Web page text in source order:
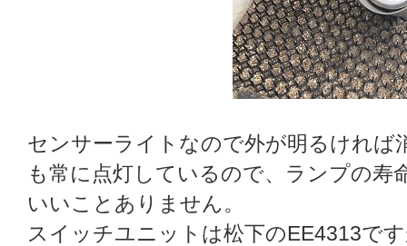
センサーライトなので外が明るければ
も常に点灯しているので、ランプの寿
いいことありません。
スイッチユニットは松下のEE4313で